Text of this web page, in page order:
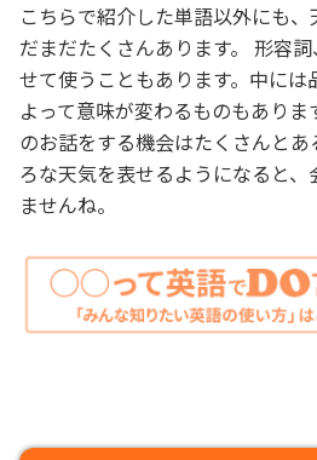
こちらで紹介した単語以外にも
だまだたくさんあります。 形容
せて使うこともあります。中に
よって意味が変わるものもあり
のお話をする機会はたくさんと
ろな天気を表せるようになると
ませんね。